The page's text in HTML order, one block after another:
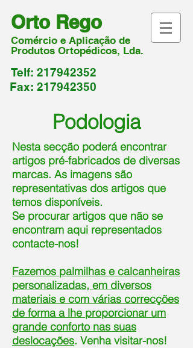
Orto Rego
Comércio e Aplicação de
Produtos Ortopédicos, Lda.
Telf: 217942352
Fax: 217942350
Podologia
Nesta secção poderá encontrar
artigos pré-fabricados de diversas
marcas. As imagens são
representativas dos artigos que
temos disponíveis.
Se procurar artigos que não se
encontram aqui representados
contacte-nos!
Fazemos palmilhas e calcanheiras
personalizadas, em diversos
materiais e com várias correcções
de forma a lhe proporcionar um
grande conforto nas suas
deslocações. Venha visitar-nos!